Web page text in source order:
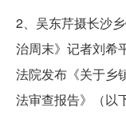
2、吴东芹摄长沙
治周末》记者刘希
法院发布《关于乡
法审查报告》（以